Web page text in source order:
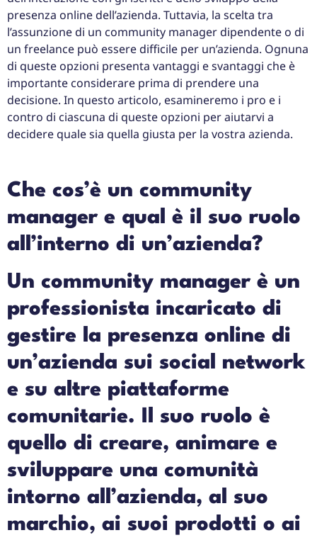
presenza online dell’azienda. Tuttavia, la scelta tra
l’assunzione di un community manager dipendente o di
un freelance può essere difficile per un’azienda. Ognuna
di queste opzioni presenta vantaggi e svantaggi che è
importante considerare prima di prendere una
decisione. In questo articolo, esamineremo i pro e i
contro di ciascuna di queste opzioni per aiutarvi a
decidere quale sia quella giusta per la vostra azienda.
Che cos’è un community
manager e qual è il suo ruolo
all’interno di un’azienda?
Un community manager è un
professionista incaricato di
gestire la presenza online di
un’azienda sui social network
e su altre piattaforme
comunitarie. Il suo ruolo è
quello di creare, animare e
sviluppare una comunità
intorno all’azienda, al suo
marchio, ai suoi prodotti o ai